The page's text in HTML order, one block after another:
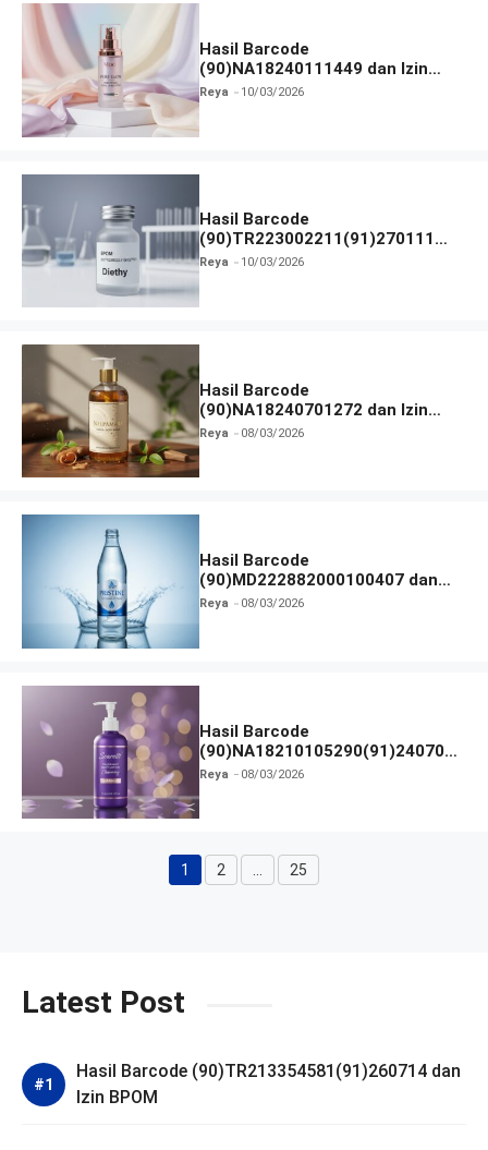
Hasil Barcode
(90)NA18240111449 dan Izin
BPOM
Reya 10/03/2026
Hasil Barcode
(90)TR223002211(91)270111
dan Izin BPOM
Reya 10/03/2026
Hasil Barcode
(90)NA18240701272 dan Izin
BPOM
Reya 08/03/2026
Hasil Barcode
(90)MD222882000100407 dan
Izin BPOM
Reya 08/03/2026
Hasil Barcode
(90)NA18210105290(91)240703
dan Izin BPOM
Reya 08/03/2026
Halaman
1 Halaman
2 … Halaman
25
Latest Post
Hasil Barcode (90)TR213354581(91)260714 dan
Izin BPOM